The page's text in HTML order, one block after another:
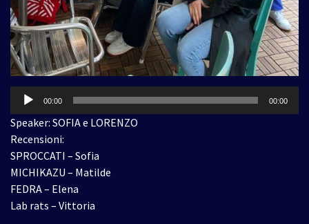
Audio
00:00 00:00
Speaker: SOFIA e LORENZO
Recensioni:
SPROCCATI – Sofia
MICHIKAZU – Matilde
FEDRA – Elena
Lab rats – Vittoria